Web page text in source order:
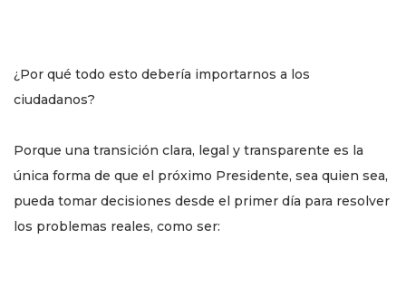
¿Por qué todo esto debería importarnos a los
ciudadanos?
Porque una transición clara, legal y transparente es la
única forma de que el próximo Presidente, sea quien sea,
pueda tomar decisiones desde el primer día para resolver
los problemas reales, como ser: